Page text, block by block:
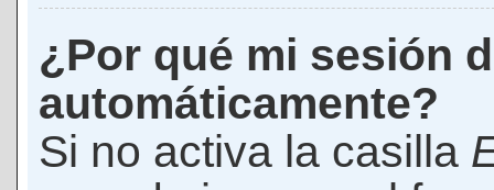
¿Por qué mi sesión
automáticamente?
Si no activa la casilla